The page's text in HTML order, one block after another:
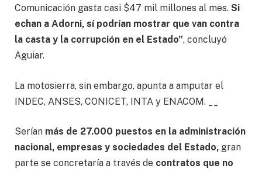
Comunicación gasta casi $47 mil millones al mes. Si
echan a Adorni, sí podrían mostrar que van contra
la casta y la corrupción en el Estado”, concluyó
Aguiar.
La motosierra, sin embargo, apunta a amputar el
INDEC, ANSES, CONICET, INTA y ENACOM.
Serían más de 27.000 puestos en la administración
nacional, empresas y sociedades del Estado, gran
parte se concretaría a través de contratos que no